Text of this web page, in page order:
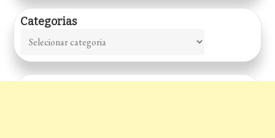
Categorias
Categorias